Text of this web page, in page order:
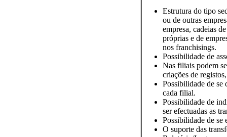
Estrutura do tipo
ou de outras
empresa, cadeias
próprias e de
nos franchisings.
Possibilidade de
Nas filiais podem
criações de
Possibilidade de se
cada filial.
Possibilidade de
ser efectuadas as
Possibilidade de se
O suporte das